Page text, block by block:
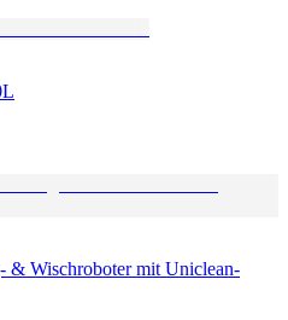
& Wischroboter mit Uniclean-